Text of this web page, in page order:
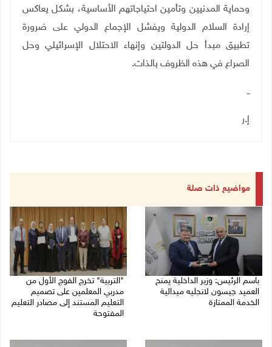
وحماية المدنيين وتأمين احتياجاتهم الأساسية، بشكل يعاكس
إرادة السلام الدولية ويفشل الإجماع الدولي على ضرورة
تطبيق مبدأ حل الدولتين وإنهاء الاحتلال الإسرائيلي وحل
الصراع في هذه الظروف بالذات.
ــ
إ.ر
مواضيع ذات صلة
باسم الرئيس: وزير الداخلية يمنح
العميد جيسون لانجليه ميدالية
الخدمة الممتازة
"التربية" تخرج الفوج الأول من
مدربي المعلمين على تصميم
التعليم المستند إلى مصادر التعليم
المفتوحة